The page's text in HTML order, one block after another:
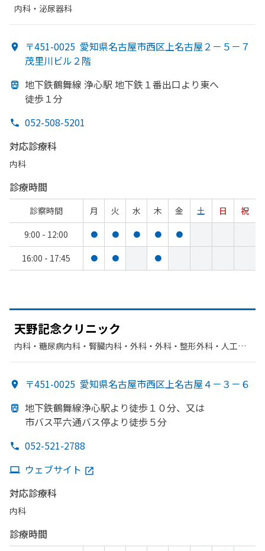
内科・​泌尿器科
〒451-0025 愛知県名古屋市西区上名古屋２－５－７
茂里川ビル２階
地下鉄鶴舞線 浄心駅 地下鉄１番出口より東へ
徒歩１分
052-508-5201
対応診療科
内科
診療時間
診察時間 月 火 水 木 金 土 日
祝
9:00 - 12:00
● ● ● ● ●
16:00 - 17:45 ● ● ●
天野記念クリニック
内科・​糖尿病内科・​腎臓内科・外科・​外科・​整形外科・​人工透
〒451-0025 愛知県名古屋市西区上名古屋４－３－６
地下鉄鶴舞線浄心駅より徒歩１０分、 又は
市バス平六通バス停より徒歩５分
052-521-2788
ウェブサイト
対応診療科
内科
診療時間